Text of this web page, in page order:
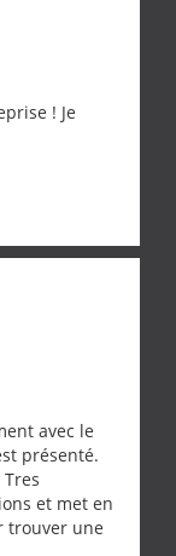
! Je
avec le
présenté.
et met en
trouver une